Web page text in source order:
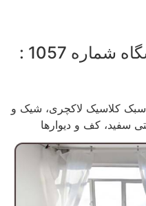
1057 :
سبک کلاسیک لاکچری، شیک و
سفید، کف و دیوارها